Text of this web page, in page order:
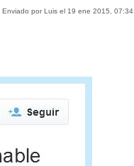
Enviado por Luis el 19 ene 2015, 07:34